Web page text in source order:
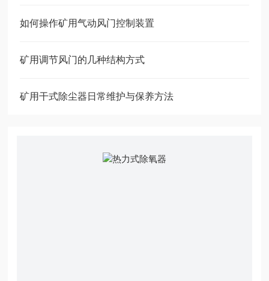
如何操作矿用气动风门控制装置
矿用调节风门的几种结构方式
矿用干式除尘器日常维护与保养方法